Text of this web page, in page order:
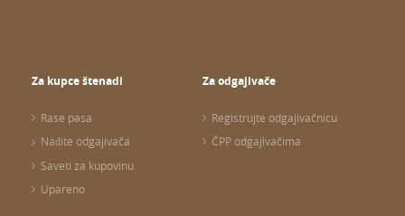
Za kupce štenadi
Rase pasa
Nađite odgajivača
Saveti za kupovinu
Upareno
Za odgajivače
Registrujte odgajivačnicu
ČPP odgajivačima